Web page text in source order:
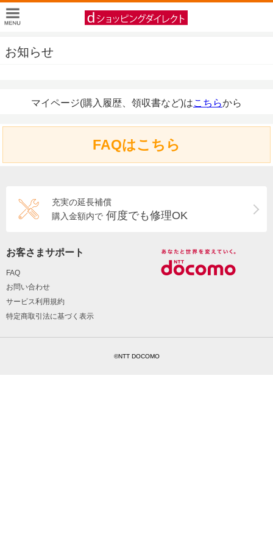
お知らせ
マイページ(購入履歴、領収書など)はこちらから
FAQはこちら
充実の延長補償
購入金額内で 何度でも修理OK
お客さまサポート
FAQ
お問い合わせ
サービス利用規約
特定商取引法に基づく表示
©NTT DOCOMO